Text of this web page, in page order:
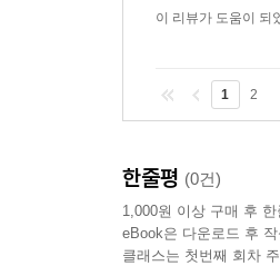
이 리뷰가 도움이 되
1 2
한줄평 (0건)
1,000원 이상 구매 후 한
eBook은 다운로드 후
클래스는 첫번째 회차